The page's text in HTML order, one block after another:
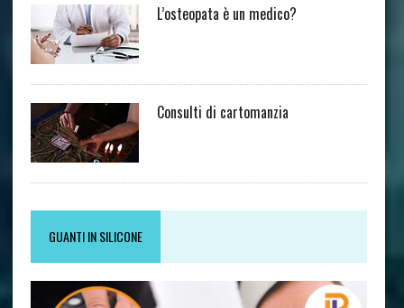
L’osteopata è un medico?
Consulti di cartomanzia
GUANTI IN SILICONE